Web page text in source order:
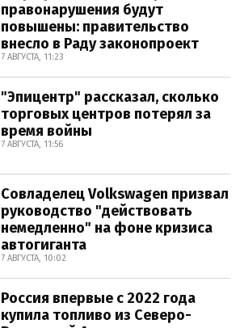
правонарушения будут
повышены: правительство
внесло в Раду законопроект
7 АВГУСТА, 11:23
"Эпицентр" рассказал, сколько
торговых центров потерял за
время войны
7 АВГУСТА, 11:56
Совладелец Volkswagen призвал
руководство "действовать
немедленно" на фоне кризиса
автогиганта
7 АВГУСТА, 10:02
Россия впервые с 2022 года
купила топливо из Северо-